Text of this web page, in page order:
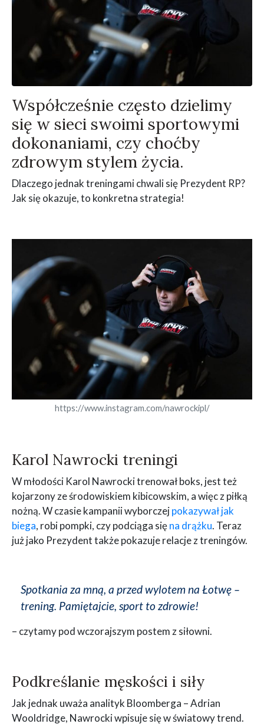
Współcześnie często dzielimy
się w sieci swoimi sportowymi
dokonaniami, czy choćby
zdrowym stylem życia.
Dlaczego jednak treningami chwali się Prezydent RP?
Jak się okazuje, to konkretna strategia!
https://www.instagram.com/nawrockipl/
Karol Nawrocki treningi
W młodości Karol Nawrocki trenował boks, jest też
kojarzony ze środowiskiem kibicowskim, a więc z piłką
nożną. W czasie kampanii wyborczejpokazywał jak
biega, robi pompki, czy podciąga sięna drążku. Teraz
już jako Prezydent także pokazuje relacje z treningów.
Spotkania za mną, a przed wylotem na Łotwę –
trening. Pamiętajcie, sport to zdrowie!
– czytamy pod wczorajszym postem z siłowni.
Podkreślanie męskości i siły
Jak jednak uważa analityk Bloomberga – Adrian
Wooldridge, Nawrocki wpisuje się w światowy trend.